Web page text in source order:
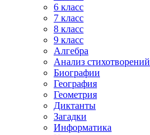
6 класс
7 класс
8 класс
9 класс
Алгебра
Анализ стихотворений
Биографии
География
Геометрия
Диктанты
Загадки
Информатика